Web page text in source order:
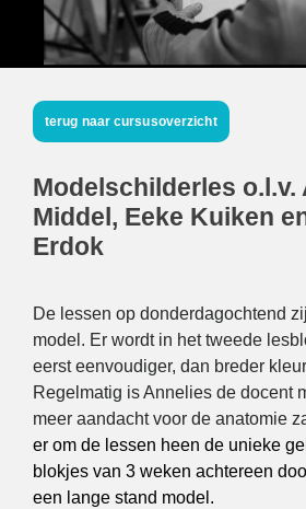
terug naar cursusoverzicht
Modelschilderles o.l.v.
Middel, Eeke Kuiken
Erdok
De lessen op donderdagochtend
model. Er wordt in het tweede
eerst eenvoudiger, dan breder
Regelmatig is Annelies de docent
meer aandacht voor de anatomie
er om de lessen heen de unieke
blokjes van 3 weken achtereen
een lange stand model.